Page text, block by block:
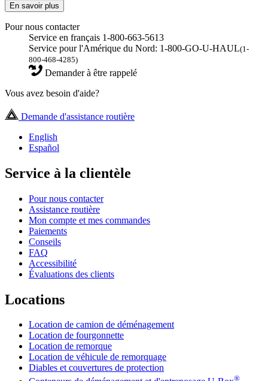
En savoir plus
Pour nous contacter
Service en français 1-800-663-5613
Service pour l'Amérique du Nord: 1-800-GO-U-HAUL(1-
800-468-4285)
Demander à être rappelé
Vous avez besoin d'aide?
Demande d'assistance routière
English
Español
Service à la clientèle
Pour nous contacter
Assistance routière
Mon compte et mes commandes
Paiements
Conseils
FAQ
Accessibilité
Évaluations des clients
Locations
Location de camion de déménagement
Location de fourgonnette
Location de remorque
Location de véhicule de remorquage
Diables et couvertures de protection
®